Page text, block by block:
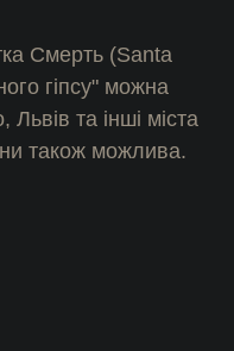
Смерть (Santa
гіпсу" можна
та інші міста
також можлива.